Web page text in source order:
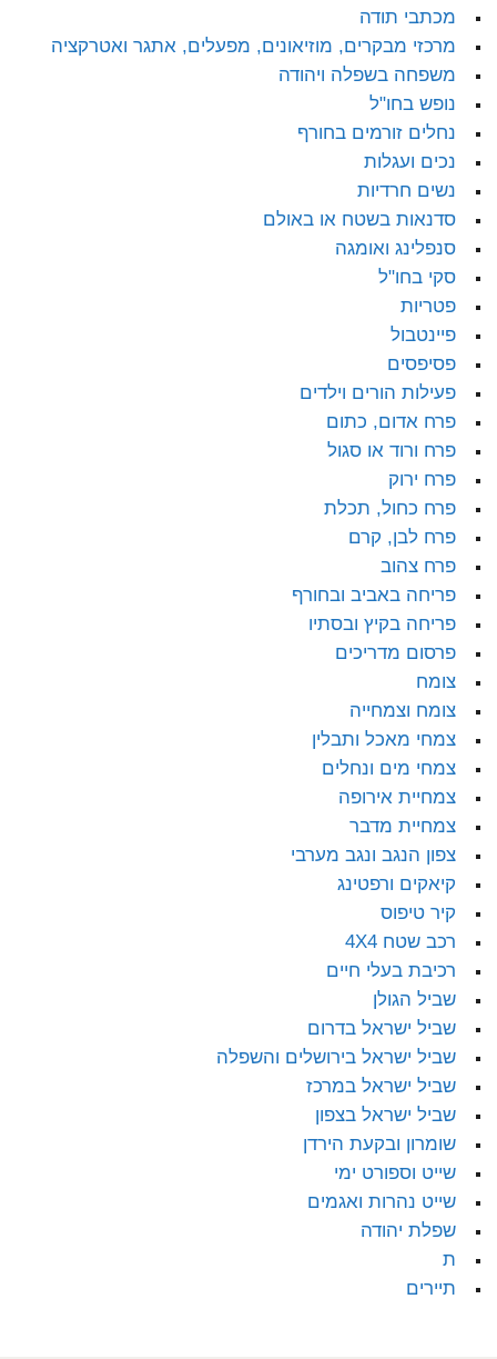
מכתבי תודה
מרכזי מבקרים, מוזיאונים, מפעלים, אתגר ואטרקציה
משפחה בשפלה ויהודה
נופש בחו"ל
נחלים זורמים בחורף
נכים ועגלות
נשים חרדיות
סדנאות בשטח או באולם
סנפלינג ואומגה
סקי בחו"ל
פטריות
פיינטבול
פסיפסים
פעילות הורים וילדים
פרח אדום, כתום
פרח ורוד או סגול
פרח ירוק
פרח כחול, תכלת
פרח לבן, קרם
פרח צהוב
פריחה באביב ובחורף
פריחה בקיץ ובסתיו
פרסום מדריכים
צומח
צומח וצמחייה
צמחי מאכל ותבלין
צמחי מים ונחלים
צמחיית אירופה
צמחיית מדבר
צפון הנגב ונגב מערבי
קיאקים ורפטינג
קיר טיפוס
רכב שטח 4X4
רכיבת בעלי חיים
שביל הגולן
שביל ישראל בדרום
שביל ישראל בירושלים והשפלה
שביל ישראל במרכז
שביל ישראל בצפון
שומרון ובקעת הירדן
שייט וספורט ימי
שייט נהרות ואגמים
שפלת יהודה
ת
תיירים